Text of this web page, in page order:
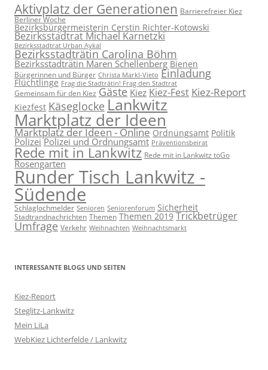
Aktivplatz der Generationen Barrierefreier Kiez
Berliner Woche
Bezirksbürgermeisterin Cerstin Richter-Kotowski
Bezirksstadtrat Michael Karnetzki
Bezirksstadtrat Urban Aykal
Bezirksstadträtin Carolina Böhm
Bezirksstadträtin Maren Schellenberg Bienen
Bürgerinnen und Bürger Christa Markl-Vieto Einladung
Flüchtlinge Frag die Stadträtin! Frag den Stadtrat
Gemeinsam für den Kiez Gäste Kiez Kiez-Fest Kiez-Report
Kiezfest Käseglocke Lankwitz
Marktplatz der Ideen
Marktplatz der Ideen - Online Ordnungsamt Politik
Polizei Polizei und Ordnungsamt Präventionsbeirat
Rede mit in Lankwitz Rede mit in Lankwitz toGo
Rosengarten
Runder Tisch Lankwitz -
Südende
Schlaglochmelder Senioren Seniorenforum Sicherheit
Stadtrandnachrichten Themen Themen 2019 Trickbetrüger
Umfrage Verkehr Weihnachten Weihnachtsmarkt
INTERESSANTE BLOGS UND SEITEN
Kiez-Report
Steglitz-Lankwitz
Mein LiLa
WebKiez Lichterfelde / Lankwitz